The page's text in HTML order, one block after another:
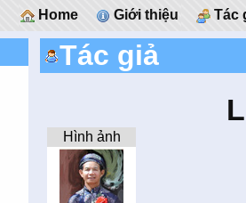
Home Giới thiệu Tác
Tác giả
Hình ảnh